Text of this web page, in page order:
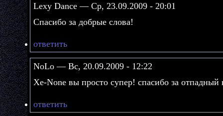
Lexy Dance — Ср, 23.09.2009 - 20:01
Спасибо за добрые слова!
ответить
NoLo — Вс, 20.09.2009 - 12:22
Xe-None вы просто супер! спасибо за
ответить